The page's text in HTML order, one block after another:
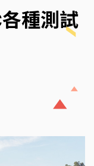
各種測試